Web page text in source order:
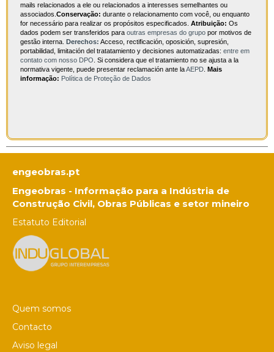
mails relacionados a ele ou relacionados a interesses semelhantes ou
associados. Conservação: durante o relacionamento com você, ou enquanto
for necessário para realizar os propósitos especificados. Atribuição: Os
dados podem ser transferidos para outras empresas do grupo por motivos de
gestão interna. Derechos: Acceso, rectificación, oposición, supresión,
portabilidad, limitación del tratatamiento y decisiones automatizadas: entre em
contato com nosso DPO . Si considera que el tratamiento no se ajusta a la
normativa vigente, puede presentar reclamación ante laAEPD Mais
informação: Política de Proteção de Dados
engeobras.pt
Engeobras - Informação para a Indústria de
Construção Civil, Obras Públicas e setor mineiro
Estatuto Editorial
Quem somos
Contacto
Aviso legal